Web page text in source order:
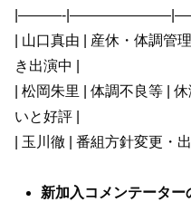
|———-
| 山口真由 | 産休・体調管
き出演中 |
| 松岡朱里 | 体調不良等 |
いと好評 |
| 玉川徹 | 番組方針変更・
新加入コメンテーター